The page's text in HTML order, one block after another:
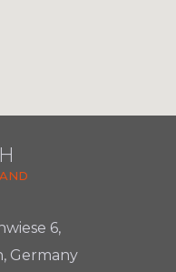
6,
Germany